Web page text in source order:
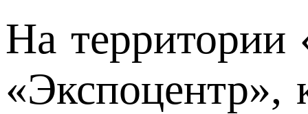
На территории
«Экспоцентр»,